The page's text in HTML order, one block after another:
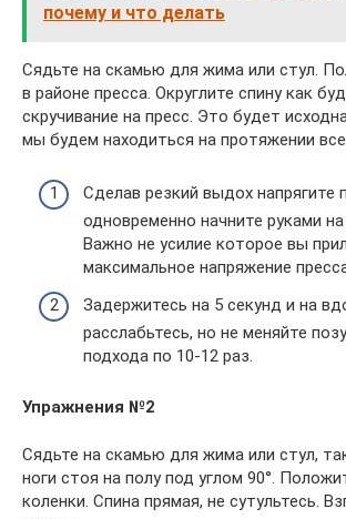
почему и что делать
Сядьте на скамью для жима или стул.
в районе пресса. Округлите спину как
скручивание на пресс. Это будет
мы будем находиться на протяжении
Сделав резкий выдох напрягите
одновременно начните руками
Важно не усилие которое вы
максимальное напряжение
Задержитесь на 5 секунд и на
расслабьтесь, но не меняйте
подхода по 10-12 раз.
Упражнения №2
Сядьте на скамью для жима или стул,
ноги стоя на полу под углом 90°.
коленки. Спина прямая, не сутультесь.